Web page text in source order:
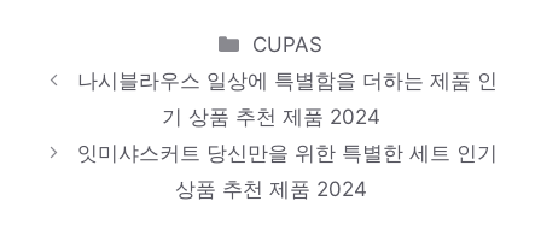
2024
크롭가디건
하루만에 품절될 아이템! 인기 상품 추천 제
품 2024
Categories
CUPAS
나시블라우스 일상에 특별함을 더하는 제품 인
기 상품 추천 제품 2024
잇미샤스커트 당신만을 위한 특별한 세트 인기
상품 추천 제품 2024